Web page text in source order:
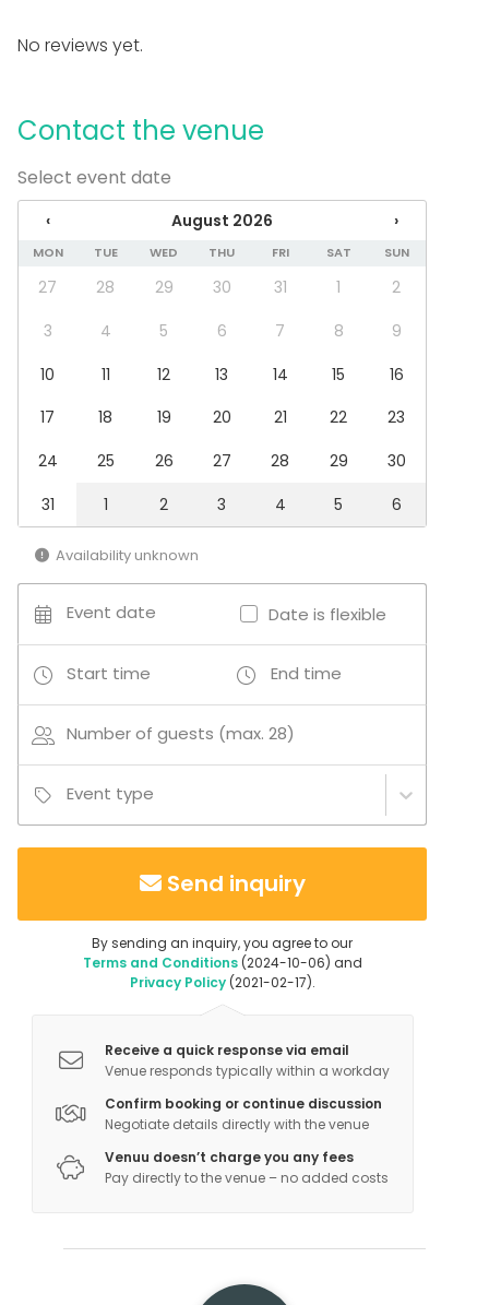
Spa / Wellness / Sauna
Dinner / Lunch
Fair / Exhibition
Recreation
Cabin trip / Retreat
Experience / Activity
Christmas Party
Venue type
Banquet hall
Private dining room
No reviews yet.
Contact the venue
Select event date
‹ August 2026 ›
MON TUE WED THU FRI SAT SUN
27 28 29 30 31 1
2
3
4 5 6 7 8
9
10
11 12 13 14 15
16
17
18 19 20 21 22
23
24
25 26 27 28 29
30
31
1 2 3 4 5 6
Availability unknown
Event date Date is flexible
Start time End time
Number of guests (max. 28)
Event type
Send inquiry
By sending an inquiry, you agree to our
Terms and Conditions(2024-10-06) and
Privacy Policy(2021-02-17).
Receive a quick response via email
Venue responds typically within a workday
Confirm booking or continue discussion
Negotiate details directly with the venue
Venuu doesn’t charge you any fees
Pay directly to the venue – no added costs